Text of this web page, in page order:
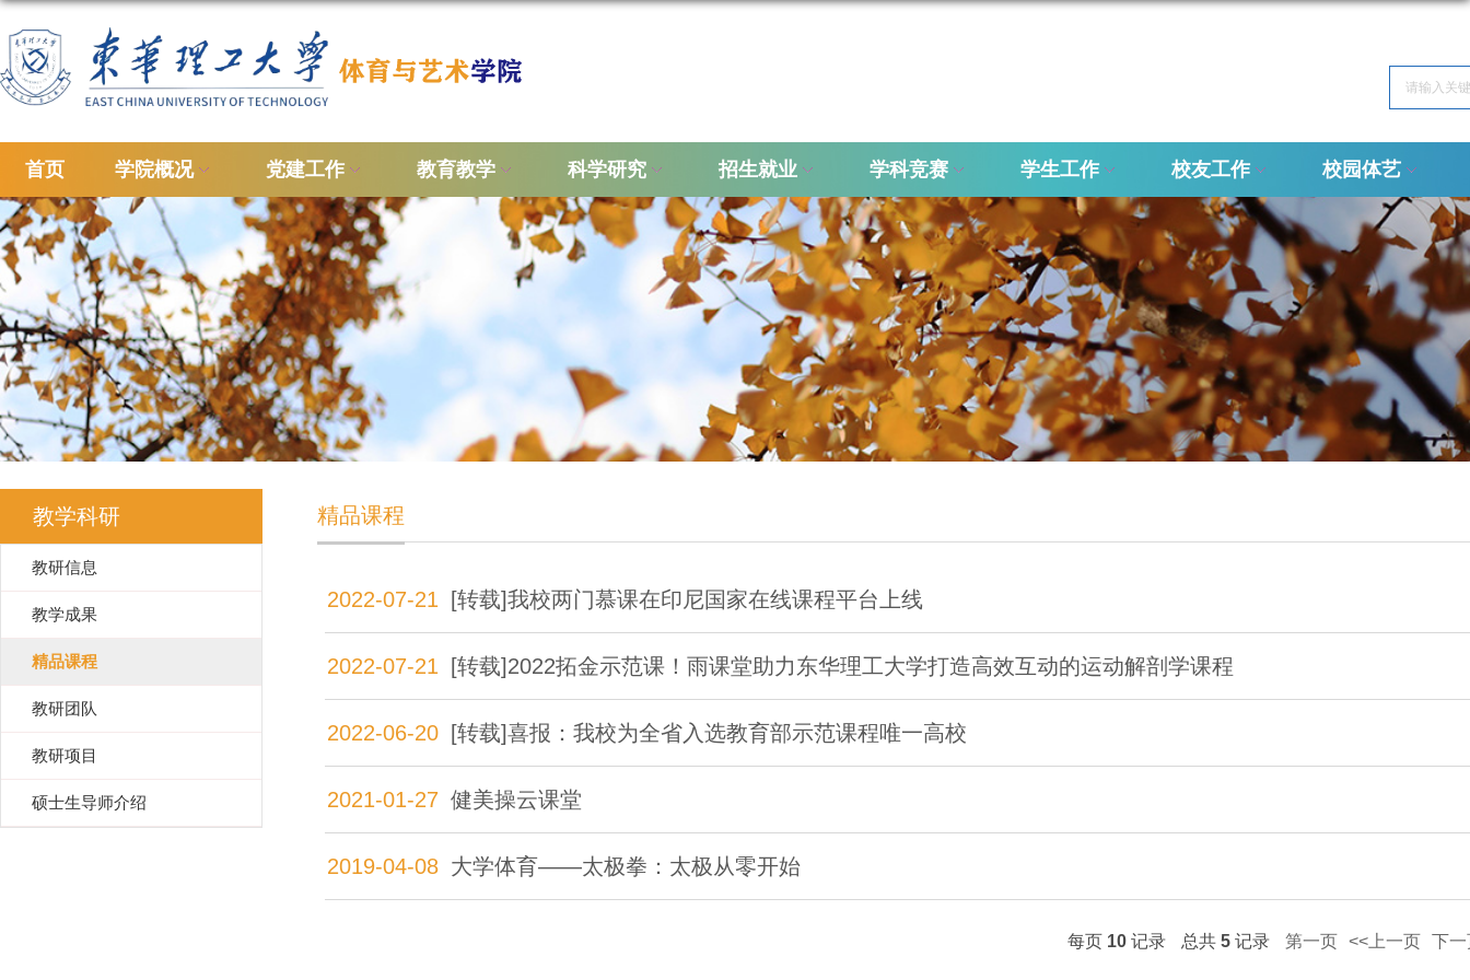
首页 学院概况 党建工作 教育教学 科学研究 招生就业 学科竞赛 学生工作 校友工作 校园体艺
教学科研
教研信息
教学成果
精品课程
教研团队
教研项目
硕士生导师介绍
精品课程
2022-07-21 [转载]我校两门慕课在印尼国家在线课程平台上线
2022-07-21 [转载]2022拓金示范课！雨课堂助力东华理工大学打造高效互动的运动解剖学课程
2022-06-20 [转载]喜报：我校为全省入选教育部示范课程唯一高校
2021-01-27 健美操云课堂
2019-04-08 大学体育——太极拳：太极从零开始
每页 10 记录 总共 5 记录 第一页 <<上一页 下一